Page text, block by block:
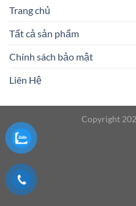
Trang chủ
Tất cả sản phẩm
Chính sách bảo mật
Liên Hệ
Copyright